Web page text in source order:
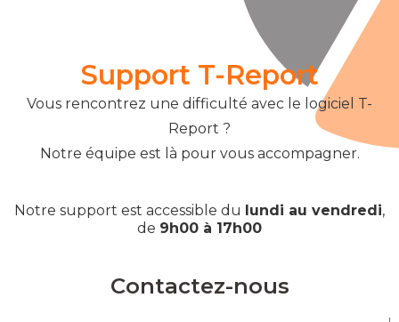
Support T-Report
Vous rencontrez une difficulté avec le logiciel T-
Report ?
Notre équipe est là pour vous accompagner.
Notre support est accessible du lundi au vendredi,
de 9h00 à 17h00
Contactez-nous